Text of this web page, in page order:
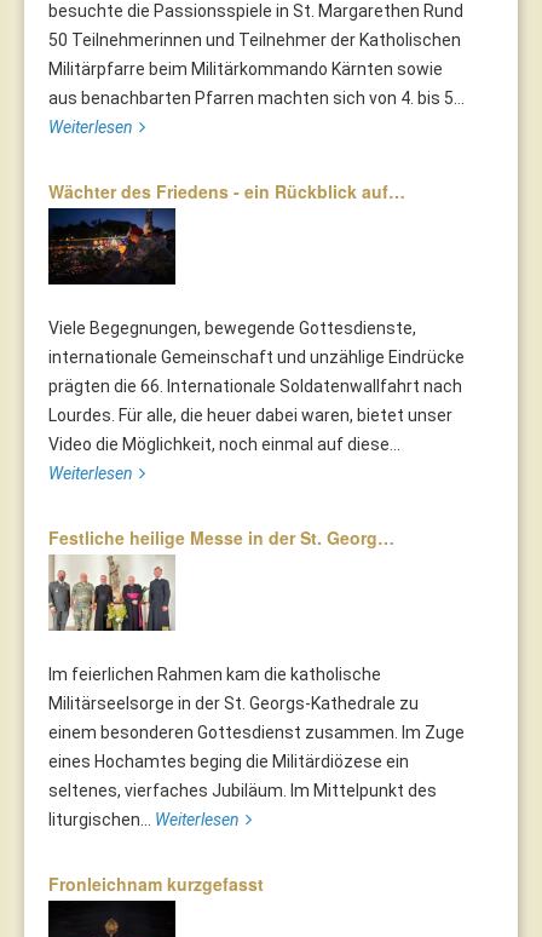
besuchte die Passionsspiele in St. Margarethen Rund
50 Teilnehmerinnen und Teilnehmer der Katholischen
Militärpfarre beim Militärkommando Kärnten sowie
aus benachbarten Pfarren machten sich von 4. bis 5...
Weiterlesen
Wächter des Friedens - ein Rückblick auf…
Viele Begegnungen, bewegende Gottesdienste,
internationale Gemeinschaft und unzählige Eindrücke
prägten die 66. Internationale Soldatenwallfahrt nach
Lourdes. Für alle, die heuer dabei waren, bietet unser
Video die Möglichkeit, noch einmal auf diese...
Weiterlesen
Festliche heilige Messe in der St. Georg…
Im feierlichen Rahmen kam die katholische
Militärseelsorge in der St. Georgs-Kathedrale zu
einem besonderen Gottesdienst zusammen. Im Zuge
eines Hochamtes beging die Militärdiözese ein
seltenes, vierfaches Jubiläum. Im Mittelpunkt des
liturgischen... Weiterlesen
Fronleichnam kurzgefasst